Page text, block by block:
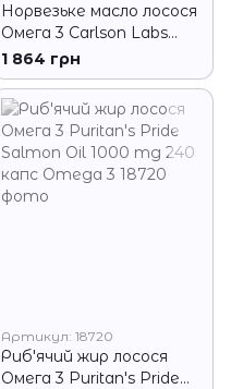
Норвезьке масло лосося
Омега 3 Carlson Labs
Salmon Oil 500 mg
Omega-3s 180+50 гел
капс
1 864 грн
Артикул: 18720
Риб'ячий жир лосося
Омега 3 Puritan's Pride